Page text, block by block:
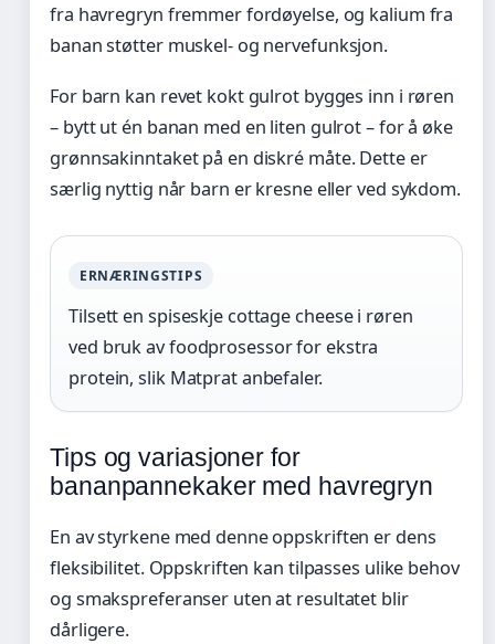
fra havregryn fremmer fordøyelse, og kalium fra
banan støtter muskel- og nervefunksjon.
For barn kan revet kokt gulrot bygges inn i røren
– bytt ut én banan med en liten gulrot – for å øke
grønnsakinntaket på en diskré måte. Dette er
særlig nyttig når barn er kresne eller ved sykdom.
ERNÆRINGSTIPS
Tilsett en spiseskje cottage cheese i røren
ved bruk av foodprosessor for ekstra
protein, slik Matprat anbefaler.
Tips og variasjoner for
bananpannekaker med havregryn
En av styrkene med denne oppskriften er dens
fleksibilitet. Oppskriften kan tilpasses ulike behov
og smakspreferanser uten at resultatet blir
dårligere.